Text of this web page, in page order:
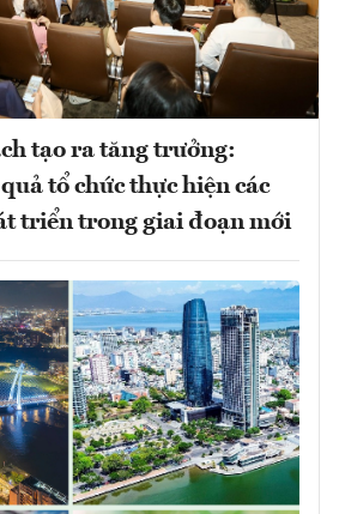
tạo ra tăng trưởng:
tổ chức thực hiện các
triển trong giai đoạn mới